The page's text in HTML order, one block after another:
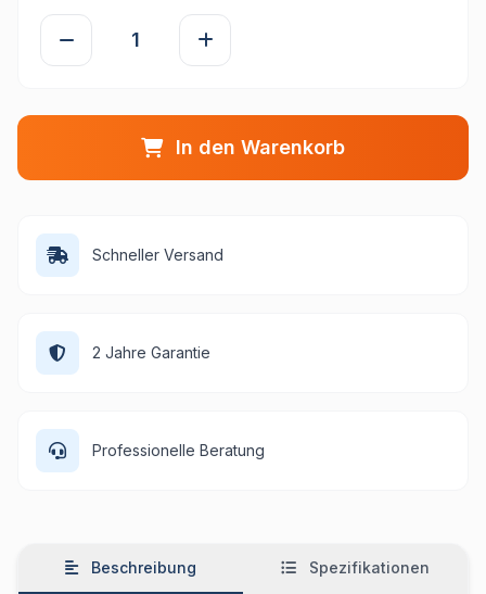
In den Warenkorb
Schneller Versand
2 Jahre Garantie
Professionelle Beratung
Beschreibung Spezifikationen